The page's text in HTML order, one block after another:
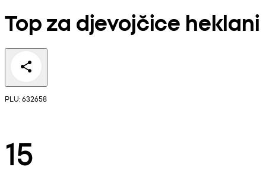
Top za djevojčice heklani
PLU: 632658
15